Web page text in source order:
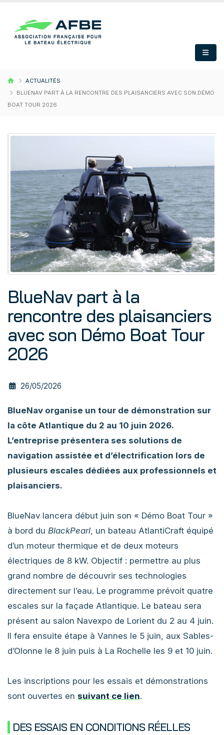
ACTUALITÉS
BLUENAV PART À LA RENCONTRE DES PLAISANCIERS AVEC SON DÉMO
BOAT TOUR 2026
BlueNav part à la
rencontre des plaisanciers
avec son Démo Boat Tour
2026
26/05/2026
BlueNav organise un tour de démonstration sur
la côte Atlantique du 2 au 10 juin 2026.
L’entreprise présentera ses solutions de
navigation assistée et d’électrification lors de
plusieurs escales dédiées aux professionnels et
plaisanciers.
BlueNav lancera début juin son « Démo Boat Tour »
à bord du BlackPearl, un bateau AtlantiCraft équipé
d’un moteur thermique et de deux moteurs
électriques de 8 kW. Objectif : permettre au plus
grand nombre de découvrir ses technologies
directement sur l’eau. Le programme prévoit quatre
escales sur la façade Atlantique. Le bateau sera
présent au salon Navexpo de Lorient du 2 au 4 juin.
Il fera ensuite étape à Vannes le 5 juin, aux Sables-
d’Olonne le 8 juin puis à La Rochelle les 9 et 10 juin.
Les inscriptions pour les essais et démonstrations
sont ouvertes en suivant ce lien.
DES ESSAIS EN CONDITIONS RÉELLES